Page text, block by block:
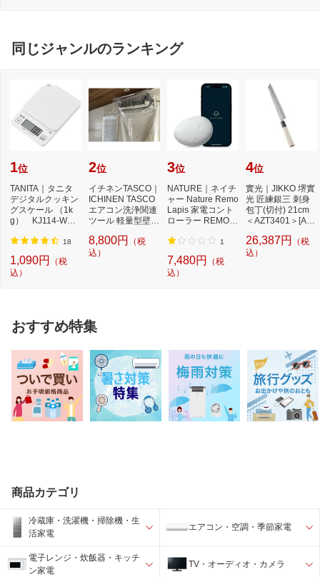
同じジャンルのランキング
1位
TANITA｜タニタ
デジタルクッキン
グスケール （1k
g） KJ114-WH
ト[K...
18
1,090円
（税
込）
2位
イチネンTASCO｜
ICHINEN TASCO
エアコン洗浄関連
ツール 軽量型壁掛
T...
8,800円
（税
込）
3位
NATURE｜ネイチ
ャー Nature Remo
Lapis 家電コント
ローラー REMO-2
1
7,480円
（税
込）
4位
實光｜JIKKO 堺實
光 匠練銀三 刺身
包丁(切付) 21cm
＜AZT3401＞[AZT
26,387円
（税
込）
おすすめ特集
商品カテゴリ
冷蔵庫・洗濯機・掃除機・生
活家電
エアコン・空調・季節家電
電子レンジ・炊飯器・キッチ
ン家電
TV・オーディオ・カメラ